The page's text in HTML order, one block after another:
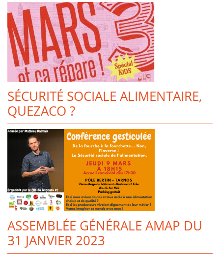
SÉCURITÉ SOCIALE ALIMENTAIRE,
QUEZACO ?
ASSEMBLÉE GÉNÉRALE AMAP DU
31 JANVIER 2023